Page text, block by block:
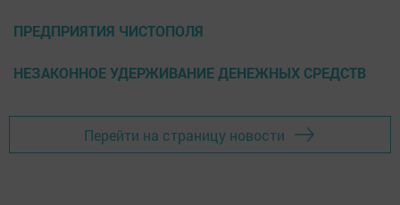
ПРЕДПРИЯТИЯ ЧИСТОПОЛЯ
НЕЗАКОННОЕ УДЕРЖИВАНИЕ ДЕНЕЖНЫХ СРЕДСТВ
Перейти на страницу новости